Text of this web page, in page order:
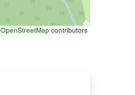
OpenStreetMap contributors